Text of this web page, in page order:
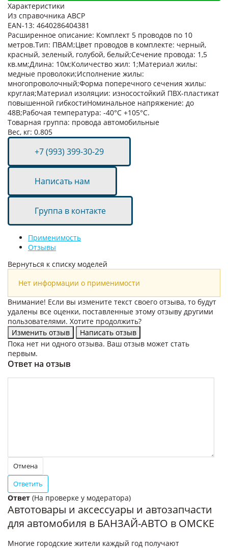
Характеристики
Из справочника ABCP
EAN-13: 4640286404381
Расширенное описание: Комплект 5 проводов по 10
метров.Тип: ПВАМ;Цвет проводов в комплекте: черный,
красный, зеленый, голубой, белый;Сечение провода: 1,5
кв.мм;Длина: 10м;Количество жил: 1;Материал жилы:
медные проволоки;Исполнение жилы:
многопроволочный;Форма поперечного сечения жилы:
круглая;Материал изоляции: износостойкий ПВХ-пластикат
повышенной гибкостиНоминальное напряжение: до
48В;Рабочая температура: -40°C +105°C.
Товарная группа: провода автомобильные
Вес, кг: 0.805
+7 (993) 399-30-29
Написать нам
Группа в контакте
Применимость
Отзывы
Нет информации о применимости
Внимание! Если вы измените текст своего отзыва, то будут
удалены все оценки, поставленные этому отзыву другими
пользователями. Хотите продолжить?
Пока нет ни одного отзыва. Ваш отзыв может стать
первым.
Ответ на отзыв
Ответ (На проверке у модератора)
Автотовары и аксессуары и автозапчасти
для автомобиля в БАНЗАЙ-АВТО в ОМСКЕ
Многие городские жители каждый год получают